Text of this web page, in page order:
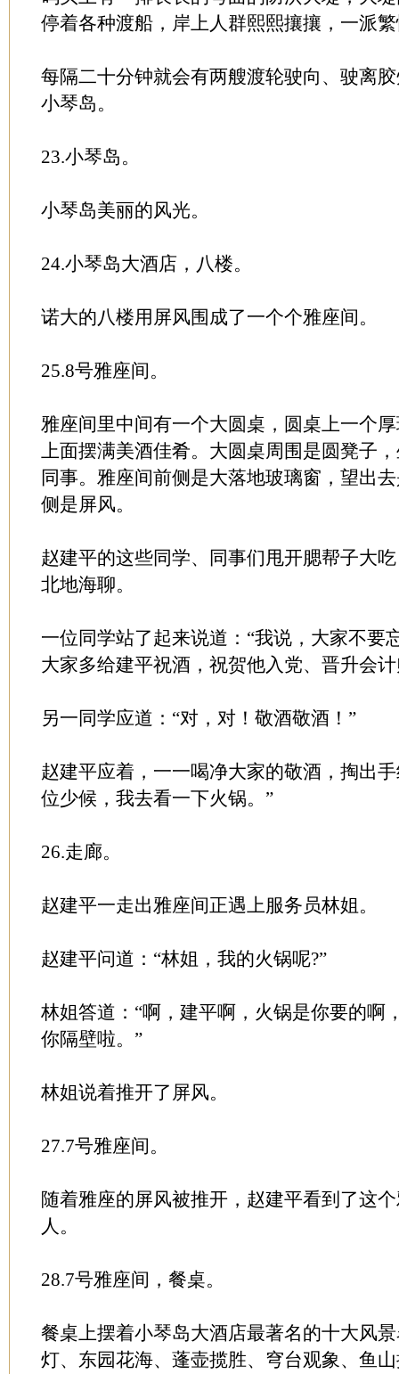
停着各种渡船，岸上人群熙熙攘攘，一派
每隔二十分钟就会有两艘渡轮驶向、驶离
小琴岛。
23.小琴岛。
小琴岛美丽的风光。
24.小琴岛大酒店，八楼。
诺大的八楼用屏风围成了一个个雅座间。
25.8号雅座间。
雅座间里中间有一个大圆桌，圆桌上一个
上面摆满美酒佳肴。大圆桌周围是圆凳子
同事。雅座间前侧是大落地玻璃窗，望出
侧是屏风。
赵建平的这些同学、同事们甩开腮帮子大
北地海聊。
一位同学站了起来说道：“我说，大家不要
大家多给建平祝酒，祝贺他入党、晋升会
另一同学应道：“对，对！敬酒敬酒！”
赵建平应着，一一喝净大家的敬酒，掏出
位少候，我去看一下火锅。”
26.走廊。
赵建平一走出雅座间正遇上服务员林姐。
赵建平问道：“林姐，我的火锅呢?”
林姐答道：“啊，建平啊，火锅是你要的啊
你隔壁啦。”
林姐说着推开了屏风。
27.7号雅座间。
随着雅座的屏风被推开，赵建平看到了这
人。
28.7号雅座间，餐桌。
餐桌上摆着小琴岛大酒店最著名的十大风
灯、东园花海、蓬壶揽胜、穹台观象、鱼